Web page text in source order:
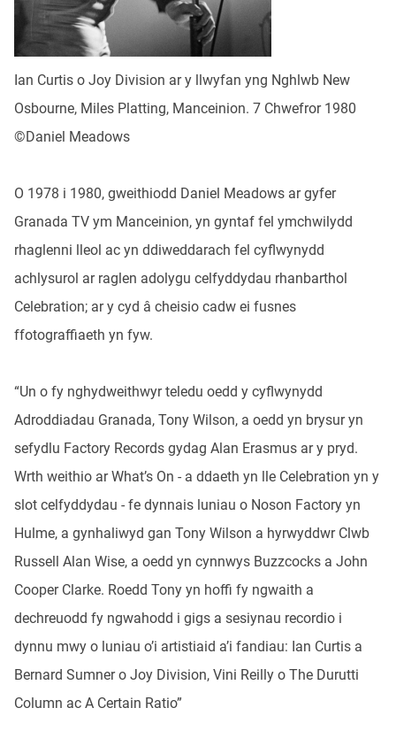
Ian Curtis o Joy Division ar y llwyfan yng Nghlwb New
Osbourne, Miles Platting, Manceinion. 7 Chwefror 1980
©Daniel Meadows
O 1978 i 1980, gweithiodd Daniel Meadows ar gyfer
Granada TV ym Manceinion, yn gyntaf fel ymchwilydd
rhaglenni lleol ac yn ddiweddarach fel cyflwynydd
achlysurol ar raglen adolygu celfyddydau rhanbarthol
Celebration; ar y cyd â cheisio cadw ei fusnes
ffotograffiaeth yn fyw.
“Un o fy nghydweithwyr teledu oedd y cyflwynydd
Adroddiadau Granada, Tony Wilson, a oedd yn brysur yn
sefydlu Factory Records gydag Alan Erasmus ar y pryd.
Wrth weithio ar What’s On - a ddaeth yn lle Celebration yn y
slot celfyddydau - fe dynnais luniau o Noson Factory yn
Hulme, a gynhaliwyd gan Tony Wilson a hyrwyddwr Clwb
Russell Alan Wise, a oedd yn cynnwys Buzzcocks a John
Cooper Clarke. Roedd Tony yn hoffi fy ngwaith a
dechreuodd fy ngwahodd i gigs a sesiynau recordio i
dynnu mwy o luniau o’i artistiaid a’i fandiau: Ian Curtis a
Bernard Sumner o Joy Division, Vini Reilly o The Durutti
Column ac A Certain Ratio”